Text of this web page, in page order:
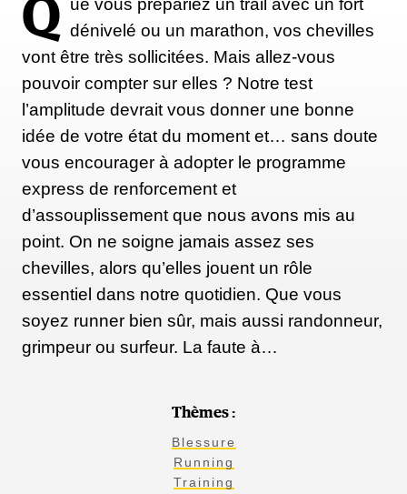
Q ue vous prépariez un trail avec un fort
dénivelé ou un marathon, vos chevilles
vont être très sollicitées. Mais allez-vous
pouvoir compter sur elles ? Notre test
l’amplitude devrait vous donner une bonne
idée de votre état du moment et… sans doute
vous encourager à adopter le programme
express de renforcement et
d’assouplissement que nous avons mis au
point. On ne soigne jamais assez ses
chevilles, alors qu’elles jouent un rôle
essentiel dans notre quotidien. Que vous
soyez runner bien sûr, mais aussi randonneur,
grimpeur ou surfeur. La faute à…
Thèmes :
Blessure
Running
Training